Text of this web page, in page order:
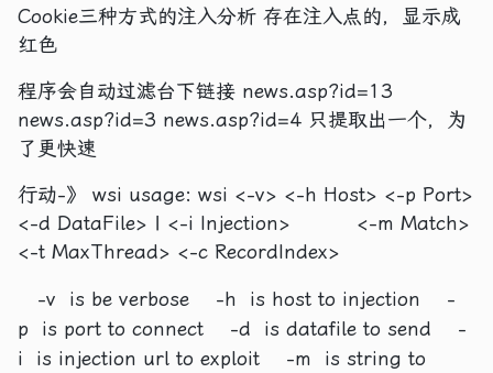
Cookie三种方式的注入分析 存在注入点的，显示成
红色
程序会自动过滤台下链接 news.asp?id=13
news.asp?id=3 news.asp?id=4 只提取出一个，为
了更快速
行动-》 wsi usage: wsi <-v> <-h Host> <-p Port>
<-d DataFile> | <-i Injection> <-m Match>
<-t MaxThread> <-c RecordIndex>
-v is be verbose -h is host to injection -
p is port to connect -d is datafile to send -
i is injection url to exploit -m is string to